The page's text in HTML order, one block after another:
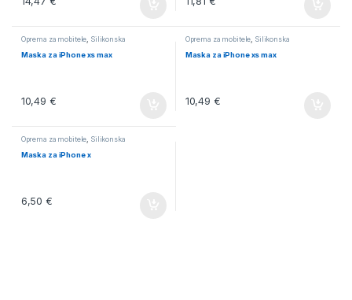
Oprema za mobitele, Silikonska
Maska za iPhone xs max
10,49 €
Oprema za mobitele, Silikonska
Maska za iPhone xs max
10,49 €
Oprema za mobitele, Silikonska
Maska za iPhone x
6,50 €